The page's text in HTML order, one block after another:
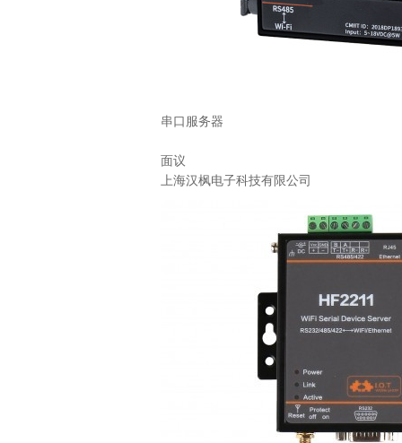
串口服务器
面议
上海汉枫电子科技有限公司